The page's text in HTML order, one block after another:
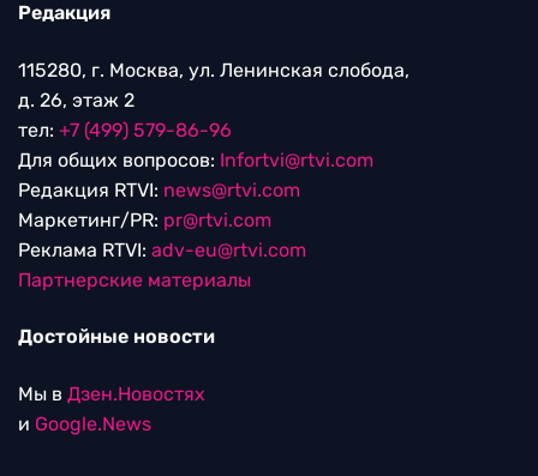
Редакция
115280, г. Москва, ул. Ленинская слобода,
д. 26, этаж 2
тел: +7 (499) 579-86-96
Для общих вопросов: Infortvi@rtvi.com
Редакция RTVI: news@rtvi.com
Маркетинг/PR: pr@rtvi.com
Реклама RTVI: adv-eu@rtvi.com
Партнерские материалы
Достойные новости
Мы в Дзен.Новостях
и Google.News